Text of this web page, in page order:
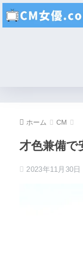
ホーム CM
才色兼備で
2023年11月30日